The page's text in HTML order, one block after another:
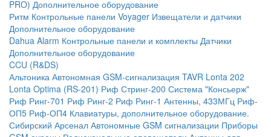
PRO) Дополнительное оборудование
Ритм Контрольные панели Voyager Извещатели и датчики
Дополнительное оборудование
Dahua Alarm Контрольные панели и комплекты Датчики
Дополнительное оборудование
CCU (R&DS)
Альтоника Автономная GSM-сигнализация TAVR Lonta 202
Lonta Optima (RS-201) Риф Стринг-200 Система "Консьерж"
Риф Ринг-701 Риф Ринг-2 Риф Ринг-1 Антенны, 433МГц Риф-
ОП5 Риф-ОП4 Клавиатуры, дополнительное оборудование.
Сибирский Арсенал Автономные GSM сигнализации Приборы